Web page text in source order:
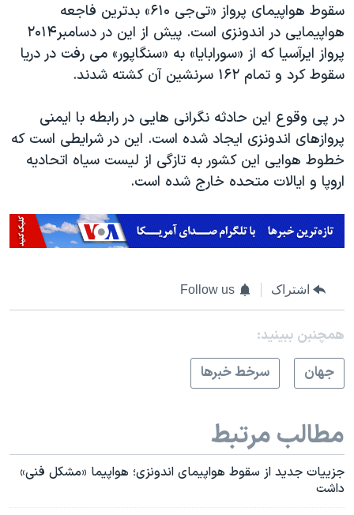
سقوط هواپیمای پرواز «تی‌جی ۶۱۰» بدترین فاجعه
هواپیمایی در اندونزی است. پیش از این در دسامبر۲۰۱۴
پرواز ایرآسیا که از «سورابایا» به «سنگاپور» می رفت در دریا
سقوط کرد و تمام ۱۶۲ سرنشین آن کشته شدند
.
در پی وقوع این حادثه نگرانی هایی در رابطه با ایمنی
پروازهای اندونزی ایجاد شده است. این در شرایطی است که
خطوط هوایی این کشور به تازگی از لیست سیاه اتحادیه
اروپا و ایالات متحده خارج شده‌ است.
اشتراک Follow us
همچنبن ببینید:
جهان
سرخط خبرها
مطالب مرتبط
جزییات جدید از سقوط هواپیمای اندونزی؛ هواپیما «مشکل فنی»
داشت